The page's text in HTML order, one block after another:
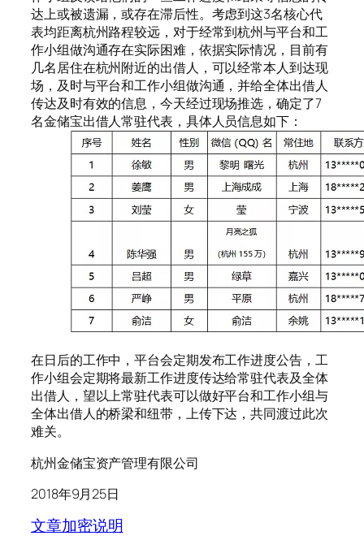
达上或被遗漏，或存在滞后性。考虑到这3名核心代
表均距离杭州路程较远，对于经常到杭州与平台和工
作小组做沟通存在实际困难，依据实际情况，目前有
几名居住在杭州附近的出借人，可以经常本人到达现
场，及时与平台和工作小组做沟通，并给全体出借人
传达及时有效的信息，今天经过现场推选，确定了7
名金储宝出借人常驻代表，具体人员信息如下：
在日后的工作中，平台会定期发布工作进度公告，工
作小组会定期将最新工作进度传达给常驻代表及全体
出借人，望以上常驻代表可以做好平台和工作小组与
全体出借人的桥梁和纽带，上传下达，共同渡过此次
难关。
杭州金储宝资产管理有限公司
2018年9月25日
文章加密说明